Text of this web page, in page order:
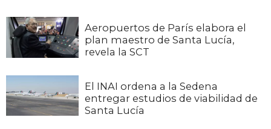
Aeropuertos de París elabora el
plan maestro de Santa Lucía,
revela la SCT
El INAI ordena a la Sedena
entregar estudios de viabilidad de
Santa Lucía